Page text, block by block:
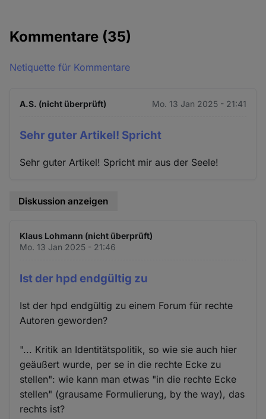
Kommentare (35)
Netiquette für Kommentare
A.S. (nicht überprüft) Mo. 13 Jan 2025 - 21:41
Sehr guter Artikel! Spricht
Sehr guter Artikel! Spricht mir aus der Seele!
Diskussion anzeigen
Klaus Lohmann (nicht überprüft)
Mo. 13 Jan 2025 - 21:46
Ist der hpd endgültig zu
Ist der hpd endgültig zu einem Forum für rechte
Autoren geworden?
"... Kritik an Identitätspolitik, so wie sie auch hier
geäußert wurde, per se in die rechte Ecke zu
stellen": wie kann man etwas "in die rechte Ecke
stellen" (grausame Formulierung, by the way), das
rechts ist?